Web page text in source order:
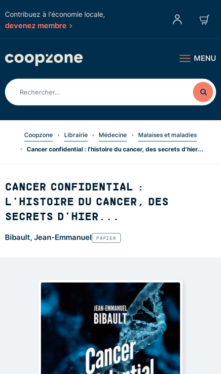
Contribuez à l'économie locale,
devenez membre
MENU
Coopzone Librairie Médecine
Malaises et maladies
Cancer confidential : l'histoire du cancer, des secrets d'hier...
CANCER CONFIDENTIAL :
L'HISTOIRE DU CANCER, DES
SECRETS D'HIER...
Bibault, Jean-Emmanuel PAPIER